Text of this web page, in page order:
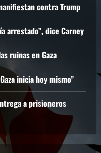
contra Trump
arrestado”, dice Carney
ruinas en Gaza
inicia hoy mismo”
a prisioneros